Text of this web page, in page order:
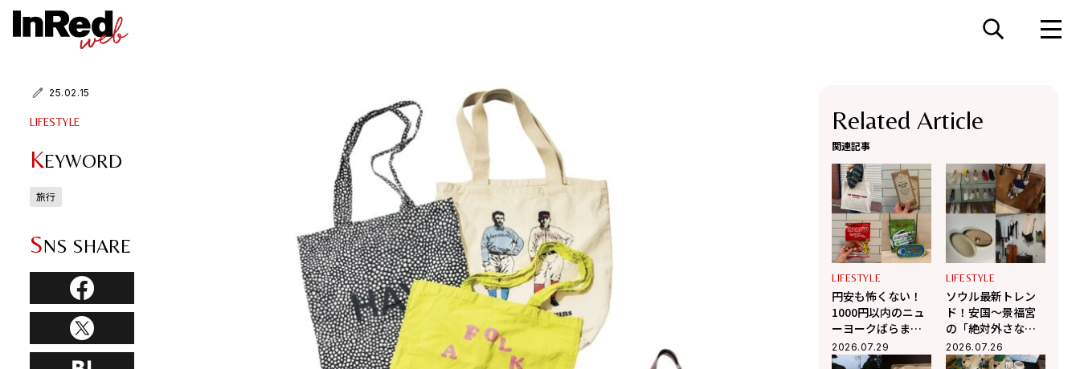
25.02.15
LIFESTYLE
KEYWORD
旅行
SNS SHARE
Related Article
関連記事
LIFESTYLE
円安も怖くない！
1000円以内のニュ
ーヨークばらまき
土産6選【センス抜
群】
2026.07.29
LIFESTYLE
ソウル最新トレン
ド！安国〜景福宮
の「絶対外さな
い」お洒落ショッ
プ巡り【韓国旅】
2026.07.26